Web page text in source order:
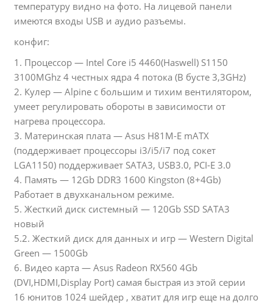
температуру видно на фото. На лицевой панели
имеются входы USB и аудио разъемы.
конфиг:
1. Процессор — Intel Core i5 4460(Haswell) S1150
3100MGhz 4 честных ядра 4 потока (В бусте 3,3GHz)
2. Кулер — Alpine с большим и тихим вентилятором,
умеет регулировать обороты в зависимости от
нагрева процессора.
3. Материнская плата — Asus H81M-E mATX
(поддерживает процессоры i3/i5/i7 под сокет
LGA1150) поддерживает SATA3, USB3.0, PCI-E 3.0
4. Память — 12Gb DDR3 1600 Kingston (8+4Gb)
Работает в двухканальном режиме.
5. Жесткий диск системный — 120Gb SSD SATA3
новый
5.2. Жесткий диск для данных и игр — Western Digital
Green — 1500Gb
6. Видео карта — Asus Radeon RX560 4Gb
(DVI,HDMI,Display Port) самая быстрая из этой серии
16 юнитов 1024 шейдер , хватит для игр еще на долго